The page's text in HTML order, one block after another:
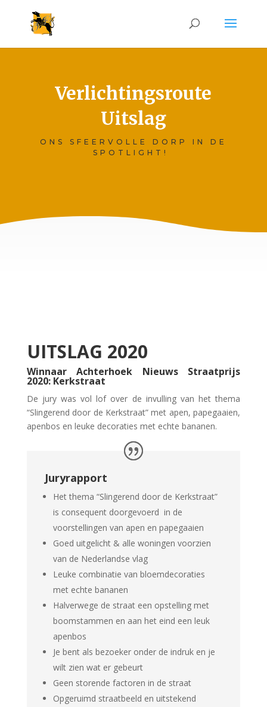
Verlichtingsroute
Uitslag
ONS SFEERVOLLE DORP IN DE
SPOTLIGHT!
UITSLAG 2020
Winnaar Achterhoek Nieuws Straatprijs
2020: Kerkstraat
De jury was vol lof over de invulling van het thema
“Slingerend door de Kerkstraat” met apen, papegaaien,
apenbos en leuke decoraties met echte bananen.
Juryrapport
Het thema “Slingerend door de Kerkstraat”
is consequent doorgevoerd in de
voorstellingen van apen en papegaaien
Goed uitgelicht & alle woningen voorzien
van de Nederlandse vlag
Leuke combinatie van bloemdecoraties
met echte bananen
Halverwege de straat een opstelling met
boomstammen en aan het eind een leuk
apenbos
Je bent als bezoeker onder de indruk en je
wilt zien wat er gebeurt
Geen storende factoren in de straat
Opgeruimd straatbeeld en uitstekend